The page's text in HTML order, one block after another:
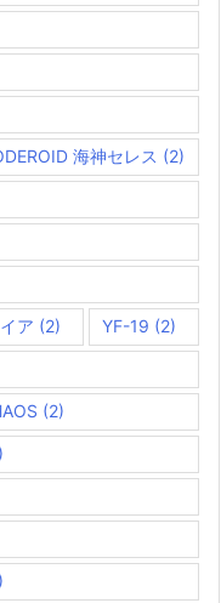
海神セレス (2)
ア (2) YF-19 (2)
(2)